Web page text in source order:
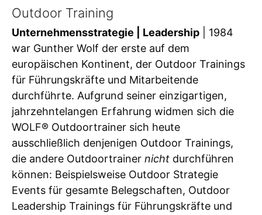
Outdoor Training
Unternehmensstrategie | Leadership | 1984
war Gunther Wolf der erste auf dem
europäischen Kontinent, der Outdoor Trainings
für Führungskräfte und Mitarbeitende
durchführte. Aufgrund seiner einzigartigen,
jahrzehntelangen Erfahrung widmen sich die
WOLF® Outdoortrainer sich heute
ausschließlich denjenigen Outdoor Trainings,
die andere Outdoortrainer nicht durchführen
können: Beispielsweise Outdoor Strategie
Events für gesamte Belegschaften, Outdoor
Leadership Trainings für Führungskräfte und